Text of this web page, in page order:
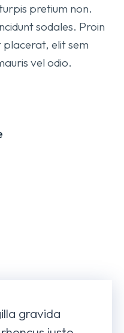
pretium non.
sodales. Proin
elit sem
vel odio.
gravida